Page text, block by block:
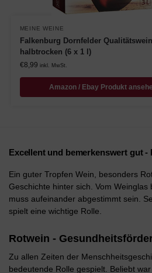
MEINE WEINE
Falkenburg Dornfelder Qualitätswein
halbtrocken (6 x 1 l)
€8,99 inkl. MwSt.
Amazon / Ebay Produkt
Excellent und bemerkenswert gut -
Ein guter Tropfen Wein, besonders
Geschichte hinter sich. Vom
muss aufeinander abgestimmt sein.
spielt eine wichtige Rolle.
Rotwein -
Zu allen Zeiten der
bedeutende Rolle gespielt. Beliebt